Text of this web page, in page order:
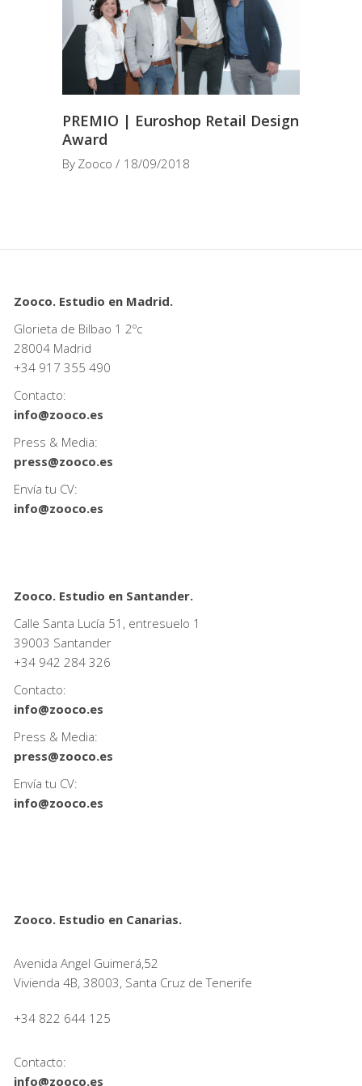
PREMIO | Euroshop Retail Design
Award
By Zooco 18/09/2018
Zooco. Estudio en Madrid.
Glorieta de Bilbao 1 2ºc
28004 Madrid
+34 917 355 490
Contacto:
info@zooco.es
Press & Media:
press@zooco.es
Envía tu CV:
info@zooco.es
Zooco. Estudio en Santander.
Calle Santa Lucía 51, entresuelo 1
39003 Santander
+34 942 284 326
Contacto:
info@zooco.es
Press & Media:
press@zooco.es
Envía tu CV:
info@zooco.es
Zooco. Estudio en Canarias.
Avenida Angel Guimerá,52
Vivienda 4B, 38003, Santa Cruz de Tenerife
+34 822 644 125
Contacto:
info@zooco.es